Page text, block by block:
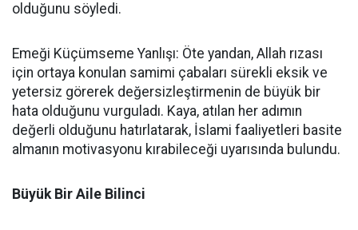
olduğunu söyledi.
Emeği Küçümseme Yanlışı: Öte yandan, Allah rızası
için ortaya konulan samimi çabaları sürekli eksik ve
yetersiz görerek değersizleştirmenin de büyük bir
hata olduğunu vurguladı. Kaya, atılan her adımın
değerli olduğunu hatırlatarak, İslami faaliyetleri basite
almanın motivasyonu kırabileceği uyarısında bulundu.
Büyük Bir Aile Bilinci